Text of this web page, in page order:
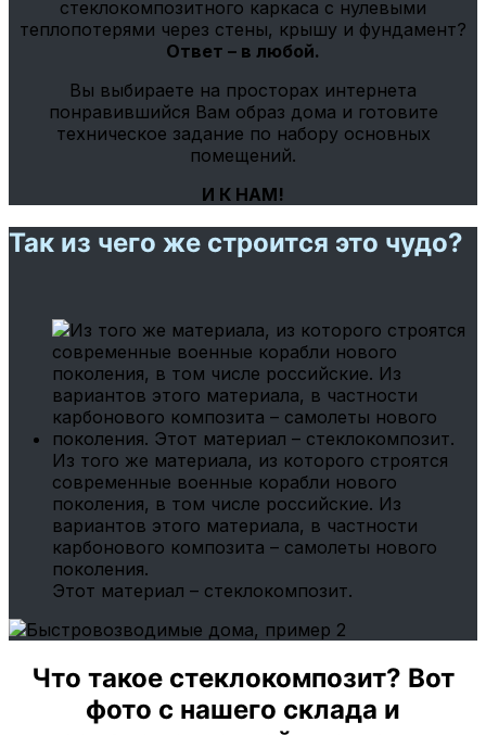
стеклокомпозитного каркаса с нулевыми
теплопотерями через стены, крышу и фундамент?
Ответ – в любой.
Вы выбираете на просторах интернета
понравившийся Вам образ дома и готовите
техническое задание по набору основных
помещений.
И К НАМ!
Так из чего же строится это чудо?
Из того же материала, из которого строятся
современные военные корабли нового
поколения, в том числе российские. Из
вариантов этого материала, в частности
карбонового композита – самолеты нового
поколения.
Этот материал – стеклокомпозит.
Что такое стеклокомпозит? Вот
фото с нашего склада и